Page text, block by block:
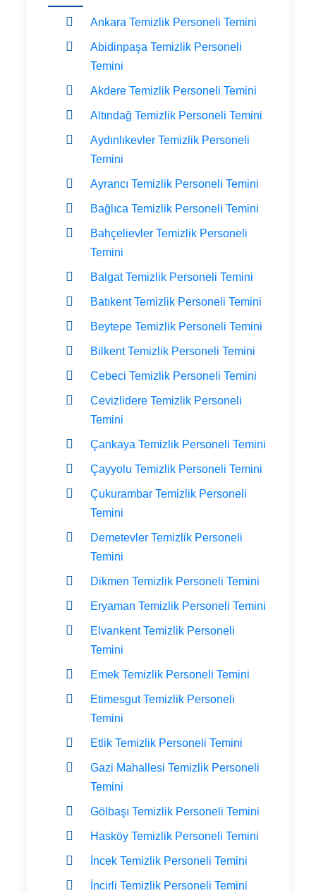
Ankara Temizlik Personeli Temini
Abidinpaşa Temizlik Personeli
Temini
Akdere Temizlik Personeli Temini
Altındağ Temizlik Personeli Temini
Aydınlıkevler Temizlik Personeli
Temini
Ayrancı Temizlik Personeli Temini
Bağlıca Temizlik Personeli Temini
Bahçelievler Temizlik Personeli
Temini
Balgat Temizlik Personeli Temini
Batıkent Temizlik Personeli Temini
Beytepe Temizlik Personeli Temini
Bilkent Temizlik Personeli Temini
Cebeci Temizlik Personeli Temini
Cevizlidere Temizlik Personeli
Temini
Çankaya Temizlik Personeli Temini
Çayyolu Temizlik Personeli Temini
Çukurambar Temizlik Personeli
Temini
Demetevler Temizlik Personeli
Temini
Dikmen Temizlik Personeli Temini
Eryaman Temizlik Personeli Temini
Elvankent Temizlik Personeli
Temini
Emek Temizlik Personeli Temini
Etimesgut Temizlik Personeli
Temini
Etlik Temizlik Personeli Temini
Gazi Mahallesi Temizlik Personeli
Temini
Gölbaşı Temizlik Personeli Temini
Hasköy Temizlik Personeli Temini
İncek Temizlik Personeli Temini
İncirli Temizlik Personeli Temini